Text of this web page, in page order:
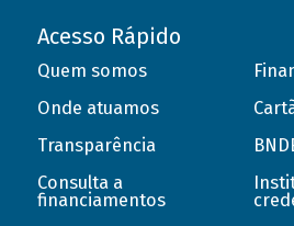
Acesso Rápido
Quem somos
Onde atuamos
Transparência
Consulta a
financiamentos